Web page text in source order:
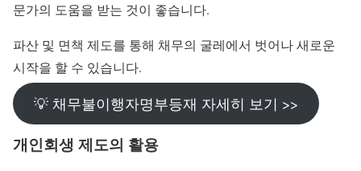
문가의 도움을 받는 것이 좋습니다.
파산 및 면책 제도를 통해 채무의 굴레에서 벗어나 새로운
시작을 할 수 있습니다.
💡 채무불이행자명부등재 자세히 보기 >>
개인회생 제도의 활용